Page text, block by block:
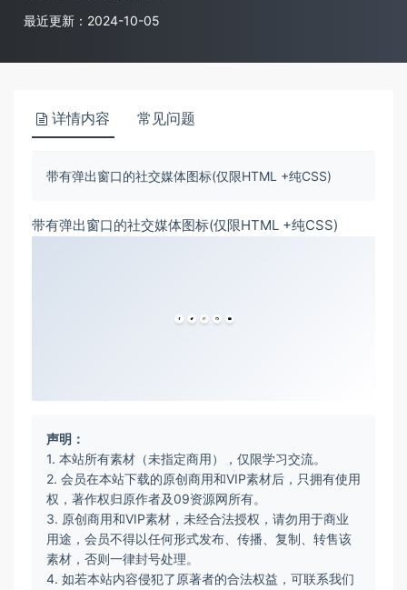
最近更新： 2024-10-05
详情内容 常见问题
带有弹出窗口的社交媒体图标(仅限HTML +纯CSS)
带有弹出窗口的社交媒体图标(仅限HTML +纯CSS)
声明：
1. 本站所有素材（未指定商用），仅限学习交流。
2. 会员在本站下载的原创商用和VIP素材后，只拥有使用
权，著作权归原作者及09资源网所有。
3. 原创商用和VIP素材，未经合法授权，请勿用于商业
用途，会员不得以任何形式发布、传播、复制、转售该
素材，否则一律封号处理。
4. 如若本站内容侵犯了原著者的合法权益，可联系我们